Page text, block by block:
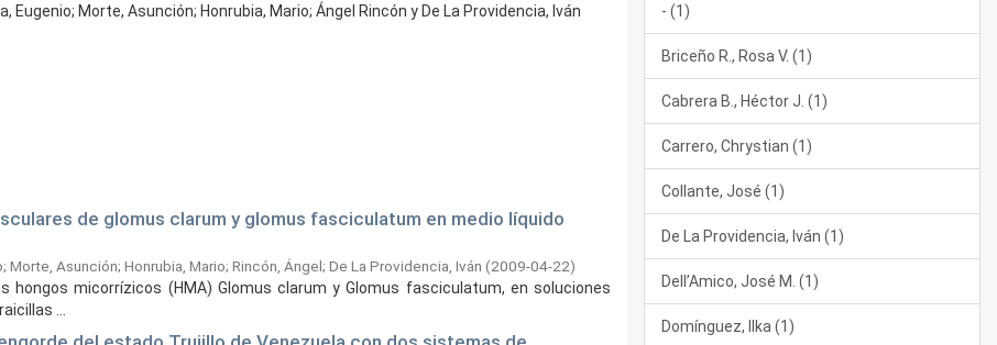
Eugenio; Morte, Asunción; Honrubia, Mario; Ángel Rincón y De La Providencia, Iván
de glomus clarum y glomus fasciculatum en medio líquido
; Morte, Asunción; Honrubia, Mario; Rincón, Ángel; De La Providencia, Iván (2009-04-22)
hongos micorrízicos (HMA) Glomus clarum y Glomus fasciculatum, en soluciones
...
- (1)
Briceño R., Rosa V. (1)
Cabrera B., Héctor J. (1)
Carrero, Chrystian (1)
Collante, José (1)
De La Providencia, Iván (1)
Dell’Amico, José M. (1)
Domínguez, Ilka (1)